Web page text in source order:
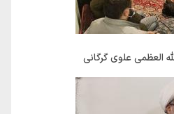
العظمی علوی گرگانی